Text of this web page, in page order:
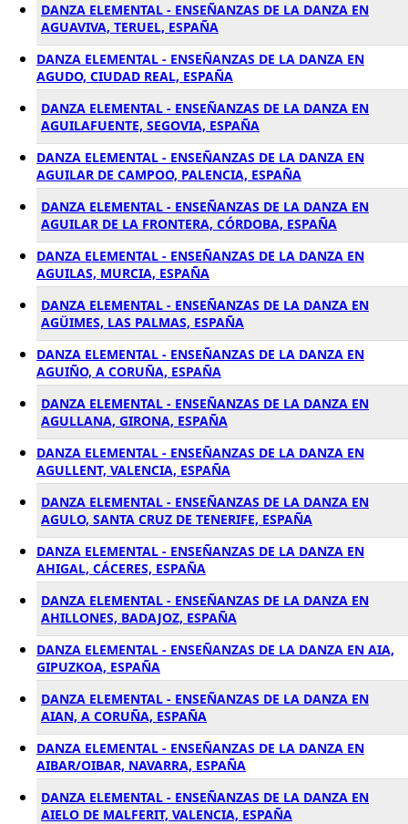
DANZA ELEMENTAL - ENSEÑANZAS DE LA DANZA EN
AGUAVIVA, TERUEL, ESPAÑA
DANZA ELEMENTAL - ENSEÑANZAS DE LA DANZA EN
AGUDO, CIUDAD REAL, ESPAÑA
DANZA ELEMENTAL - ENSEÑANZAS DE LA DANZA EN
AGUILAFUENTE, SEGOVIA, ESPAÑA
DANZA ELEMENTAL - ENSEÑANZAS DE LA DANZA EN
AGUILAR DE CAMPOO, PALENCIA, ESPAÑA
DANZA ELEMENTAL - ENSEÑANZAS DE LA DANZA EN
AGUILAR DE LA FRONTERA, CÓRDOBA, ESPAÑA
DANZA ELEMENTAL - ENSEÑANZAS DE LA DANZA EN
AGUILAS, MURCIA, ESPAÑA
DANZA ELEMENTAL - ENSEÑANZAS DE LA DANZA EN
AGÜIMES, LAS PALMAS, ESPAÑA
DANZA ELEMENTAL - ENSEÑANZAS DE LA DANZA EN
AGUIÑO, A CORUÑA, ESPAÑA
DANZA ELEMENTAL - ENSEÑANZAS DE LA DANZA EN
AGULLANA, GIRONA, ESPAÑA
DANZA ELEMENTAL - ENSEÑANZAS DE LA DANZA EN
AGULLENT, VALENCIA, ESPAÑA
DANZA ELEMENTAL - ENSEÑANZAS DE LA DANZA EN
AGULO, SANTA CRUZ DE TENERIFE, ESPAÑA
DANZA ELEMENTAL - ENSEÑANZAS DE LA DANZA EN
AHIGAL, CÁCERES, ESPAÑA
DANZA ELEMENTAL - ENSEÑANZAS DE LA DANZA EN
AHILLONES, BADAJOZ, ESPAÑA
DANZA ELEMENTAL - ENSEÑANZAS DE LA DANZA EN AIA,
GIPUZKOA, ESPAÑA
DANZA ELEMENTAL - ENSEÑANZAS DE LA DANZA EN
AIAN, A CORUÑA, ESPAÑA
DANZA ELEMENTAL - ENSEÑANZAS DE LA DANZA EN
AIBAR/OIBAR, NAVARRA, ESPAÑA
DANZA ELEMENTAL - ENSEÑANZAS DE LA DANZA EN
AIELO DE MALFERIT, VALENCIA, ESPAÑA